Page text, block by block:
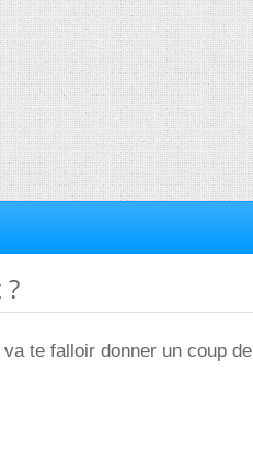
te falloir donner un coup de